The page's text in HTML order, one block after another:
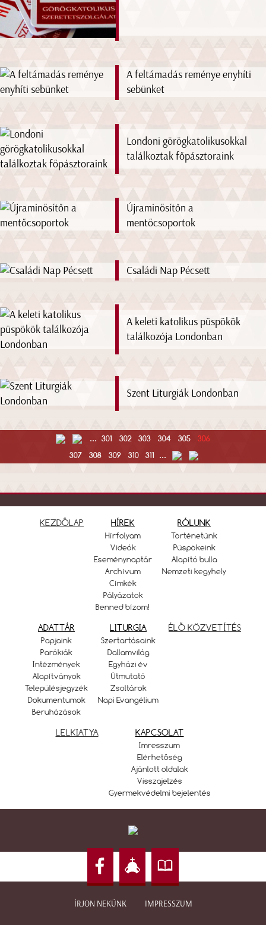
A feltámadás reménye enyhíti
sebünket
Londoni görögkatolikusokkal
találkoztak főpásztoraink
Újraminősítőn a
mentőcsoportok
Családi Nap Pécsett
A keleti katolikus püspökök
találkozója Londonban
Szent Liturgiák Londonban
... 301 302 303 304 305
306
307
308 309 310 311 ...
KEZDŐLAP HÍREK
Hírfolyam
Videók
Eseménynaptár
Archívum
Címkék
Pályázatok
Benned bízom!
RÓLUNK
Történetünk
Püspökeink
Alapító bulla
Nemzeti kegyhely
ADATTÁR
Papjaink
Parókiák
Intézmények
Alapítványok
Településjegyzék
Dokumentumok
Beruházások
LITURGIA
Szertartásaink
Dallamvilág
Egyházi év
Útmutató
Zsoltárok
Napi Evangélium
ÉLŐ KÖZVETÍTÉS
LELKIATYA KAPCSOLAT
Imresszum
Elérhetőség
Ajánlott oldalak
Visszajelzés
Gyermekvédelmi bejelentés
ÍRJON NEKÜNK IMPRESSZUM